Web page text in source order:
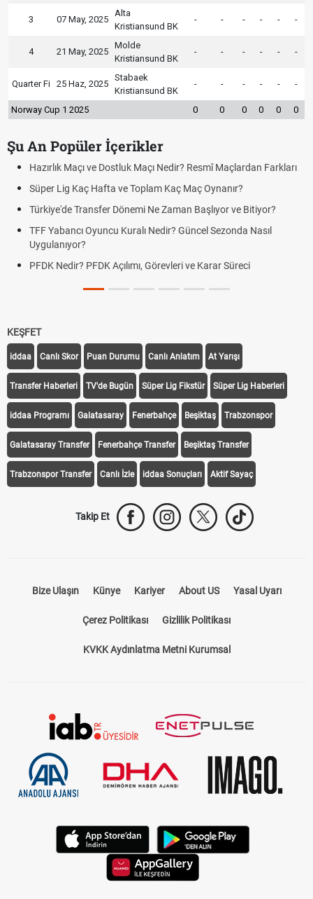
3 07 May, 2025
Alta
Kristiansund BK
- - - - - -
4 21 May, 2025
Molde
Kristiansund BK
- - - - - -
Quarter Fi 25 Haz, 2025
Stabaek
Kristiansund BK
- - - - - -
Norway Cup 1 2025 0 0 0 0 0 0
Şu An Popüler İçerikler
Hazırlık Maçı ve Dostluk Maçı Nedir? Resmî Maçlardan Farkları
Süper Lig Kaç Hafta ve Toplam Kaç Maç Oynanır?
Türkiye'de Transfer Dönemi Ne Zaman Başlıyor ve Bitiyor?
TFF Yabancı Oyuncu Kuralı Nedir? Güncel Sezonda Nasıl
Uygulanıyor?
PFDK Nedir? PFDK Açılımı, Görevleri ve Karar Süreci
KEŞFET
iddaa Canlı Skor Puan Durumu Canlı Anlatım At Yarışı
Transfer Haberleri TV'de Bugün Süper Lig Fikstür Süper Lig Haberleri
iddaa Programı Galatasaray Fenerbahçe Beşiktaş Trabzonspor
Galatasaray Transfer Fenerbahçe Transfer Beşiktaş Transfer
Trabzonspor Transfer Canlı İzle iddaa Sonuçları Aktif Sayaç
Takip Et
Bize Ulaşın Künye Kariyer About US Yasal Uyarı
Çerez Politikası Gizlilik Politikası
KVKK Aydınlatma Metni Kurumsal